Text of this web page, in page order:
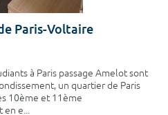
Paris-Voltaire
à Paris passage Amelot sont
un quartier de Paris
10ème et 11ème
en e...